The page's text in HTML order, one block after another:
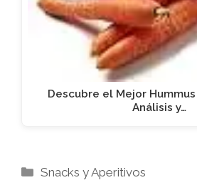
Descubre el Mejor
Análisis y…
Categorías
Snacks y Aperitivos